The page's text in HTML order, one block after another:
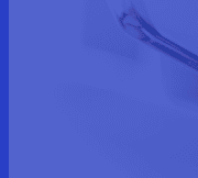
Đồng
Đồng